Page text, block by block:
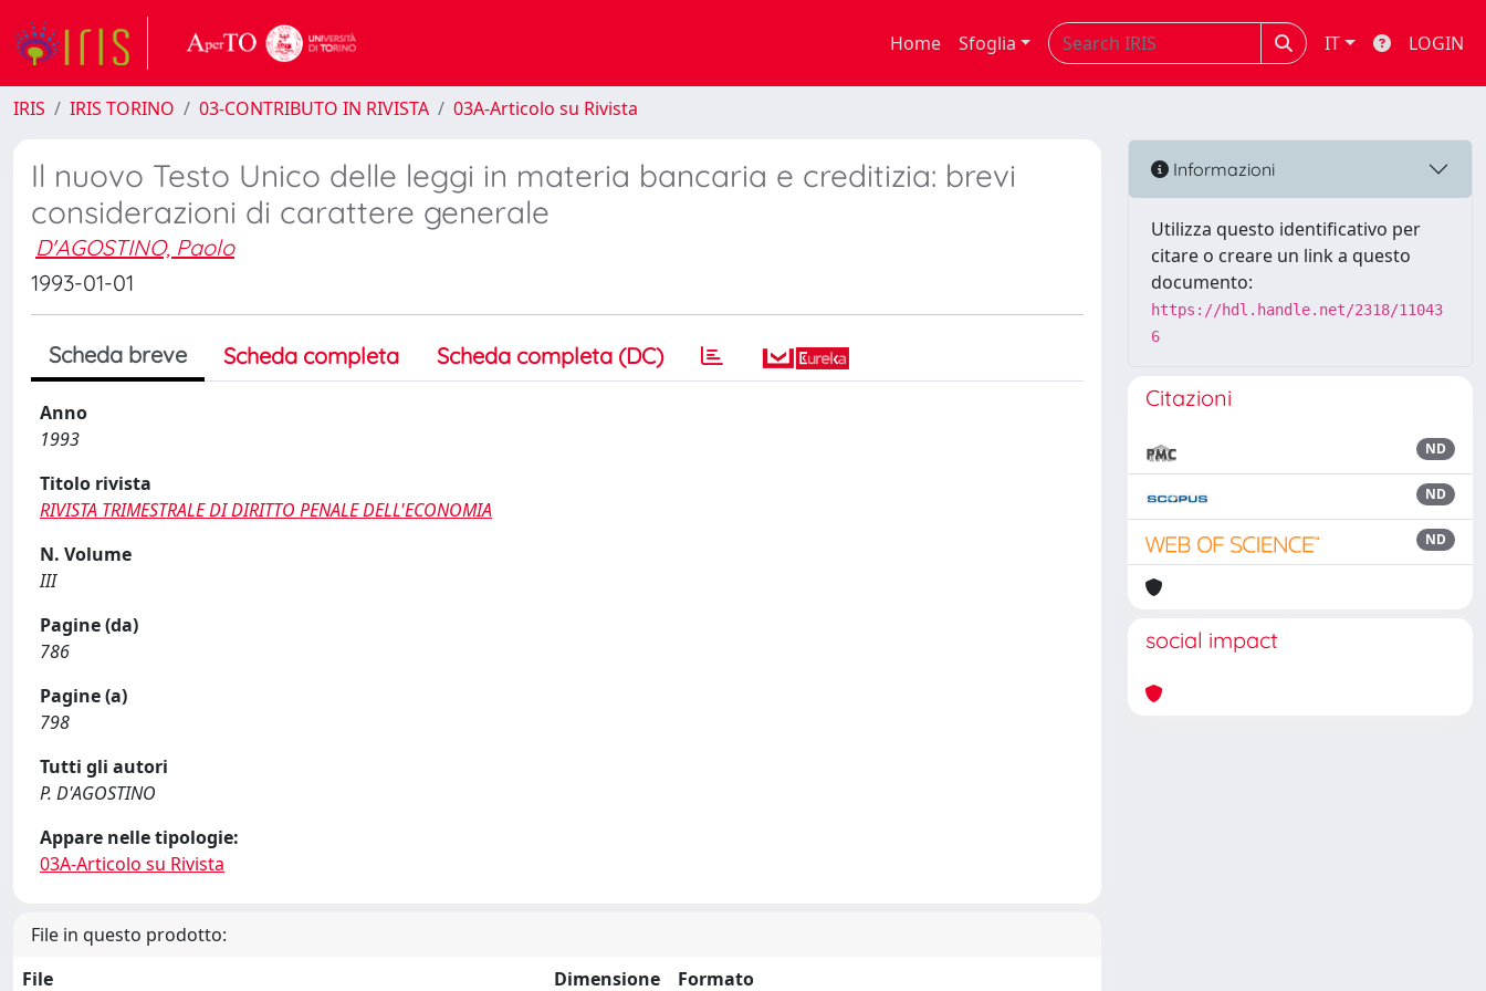
Home Sfoglia IT LOGIN
IRIS IRIS TORINO 03-CONTRIBUTO IN RIVISTA 03A-Articolo su Rivista
Il nuovo Testo Unico delle leggi in materia bancaria e creditizia: brevi
considerazioni di carattere generale
D'AGOSTINO, Paolo
1993-01-01
Scheda breve Scheda completa Scheda completa (DC)
Anno
1993
Titolo rivista
RIVISTA TRIMESTRALE DI DIRITTO PENALE DELL'ECONOMIA
N. Volume
III
Pagine (da)
786
Pagine (a)
798
Tutti gli autori
P. D'AGOSTINO
Appare nelle tipologie:
03A-Articolo su Rivista
File in questo prodotto:
File
Dimensione Formato
Informazioni
Utilizza questo identificativo per
citare o creare un link a questo
documento:
https://hdl.handle.net/2318/11043
6
Citazioni
ND
ND
ND
social impact